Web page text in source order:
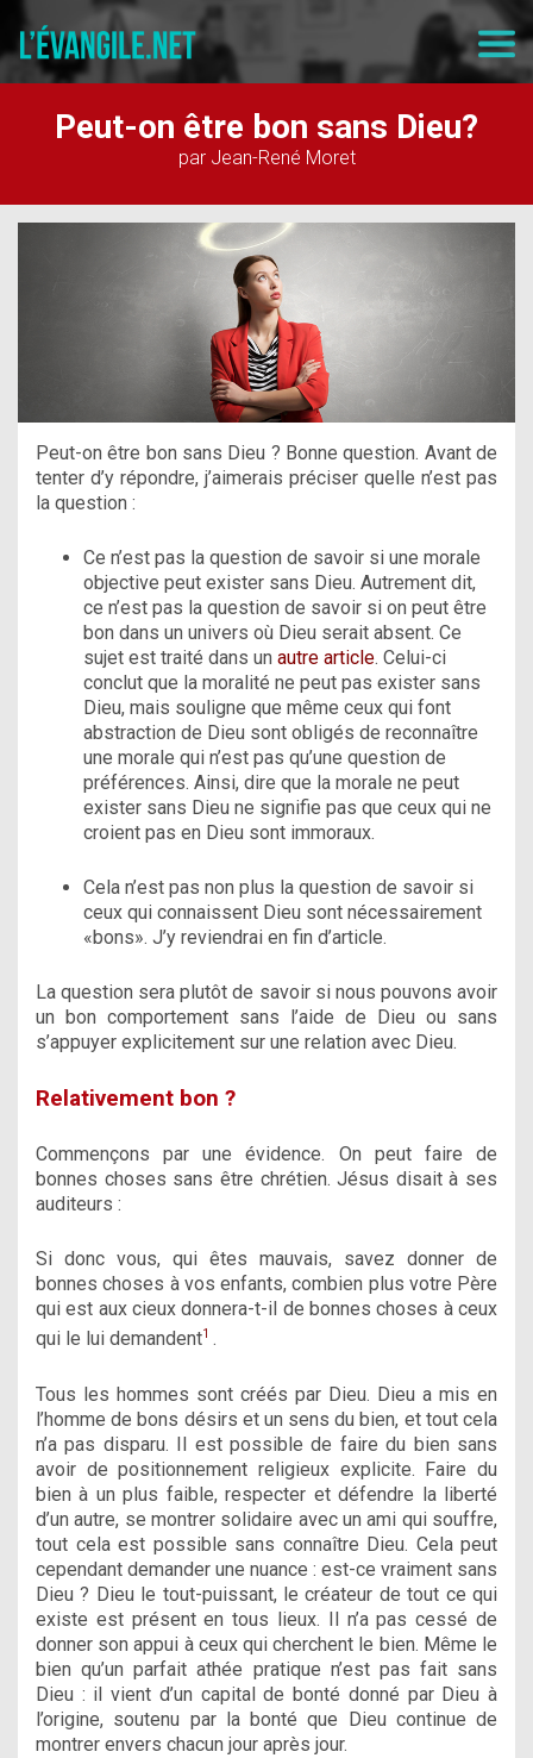
Peut-on être bon sans Dieu?
par Jean-René Moret
Peut-on être bon sans Dieu ? Bonne question. Avant de
tenter d’y répondre, j’aimerais préciser quelle n’est pas
la question :
Ce n’est pas la question de savoir si une morale
objective peut exister sans Dieu. Autrement dit,
ce n’est pas la question de savoir si on peut être
bon dans un univers où Dieu serait absent. Ce
sujet est traité dans un autre article. Celui-ci
conclut que la moralité ne peut pas exister sans
Dieu, mais souligne que même ceux qui font
abstraction de Dieu sont obligés de reconnaître
une morale qui n’est pas qu’une question de
préférences. Ainsi, dire que la morale ne peut
exister sans Dieu ne signifie pas que ceux qui ne
croient pas en Dieu sont immoraux.
Cela n’est pas non plus la question de savoir si
ceux qui connaissent Dieu sont nécessairement
«bons». J’y reviendrai en fin d’article.
La question sera plutôt de savoir si nous pouvons avoir
un bon comportement sans l’aide de Dieu ou sans
s’appuyer explicitement sur une relation avec Dieu.
Relativement bon ?
Commençons par une évidence. On peut faire de
bonnes choses sans être chrétien. Jésus disait à ses
auditeurs :
Si donc vous, qui êtes mauvais, savez donner de
bonnes choses à vos enfants, combien plus votre Père
qui est aux cieux donnera-t-il de bonnes choses à ceux
qui le lui demandent1 .
Tous les hommes sont créés par Dieu. Dieu a mis en
l’homme de bons désirs et un sens du bien, et tout cela
n’a pas disparu. Il est possible de faire du bien sans
avoir de positionnement religieux explicite. Faire du
bien à un plus faible, respecter et défendre la liberté
d’un autre, se montrer solidaire avec un ami qui souffre,
tout cela est possible sans connaître Dieu. Cela peut
cependant demander une nuance : est-ce vraiment sans
Dieu ? Dieu le tout-puissant, le créateur de tout ce qui
existe est présent en tous lieux. Il n’a pas cessé de
donner son appui à ceux qui cherchent le bien. Même le
bien qu’un parfait athée pratique n’est pas fait sans
Dieu : il vient d’un capital de bonté donné par Dieu à
l’origine, soutenu par la bonté que Dieu continue de
montrer envers chacun jour après jour.